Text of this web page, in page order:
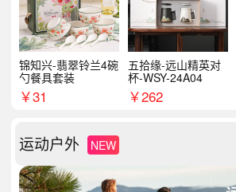
锦知兴-翡翠铃兰4碗
勺餐具套装
￥31
五拾缘-远山精英对
杯-WSY-24A04
￥262
运动户外 NEW